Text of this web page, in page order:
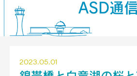
ASD通
2023.05.01